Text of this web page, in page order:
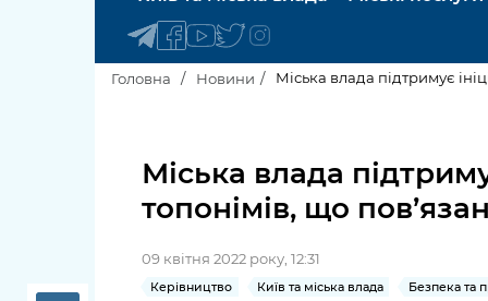
Київська міська рада
Керівництво КМДА
послуги
Пільги,
Паспорт,
Головна Новини Міська влада підтримує
Міська влада
топонімів, що
09 квітня 2022 року, 12:31
Керівництво Київ та міська влада Безпека та